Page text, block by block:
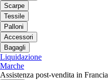
Scarpe
Tessile
Palloni
Accessori
Bagagli
Liquidazione
Marche
Assistenza post-vendita in Francia